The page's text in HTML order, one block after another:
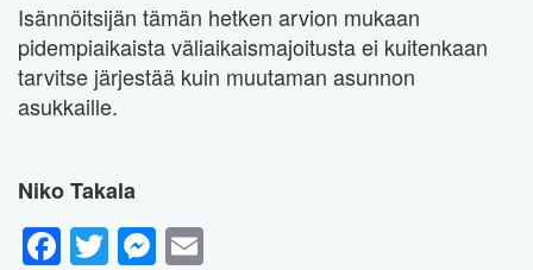
Isännöitsijän tämän hetken arvion mukaan
pidempiaikaista väliaikaismajoitusta ei kuitenkaan
tarvitse järjestää kuin muutaman asunnon
asukkaille.
Niko Takala
Facebook
TwitterMessenger